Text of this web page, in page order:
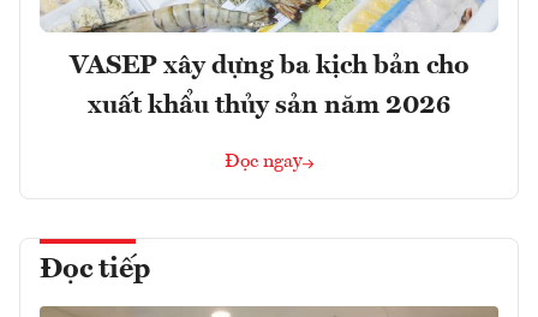
VASEP xây dựng ba kịch bản cho
xuất khẩu thủy sản năm 2026
Đọc ngay
Đọc tiếp